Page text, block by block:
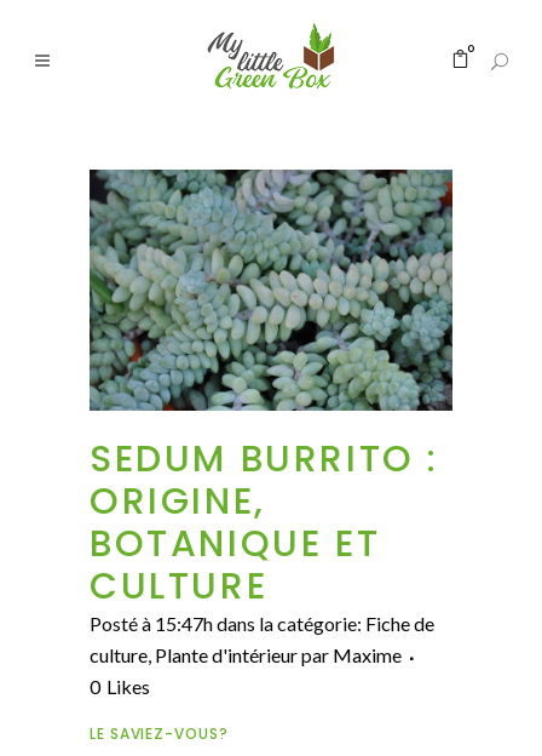
0
SEDUM BURRITO :
ORIGINE,
BOTANIQUE ET
CULTURE
Posté à 15:47hdans la catégorie: Fiche de
culture, Plante d'intérieurpar Maxime
0 Likes
LE SAVIEZ-VOUS?